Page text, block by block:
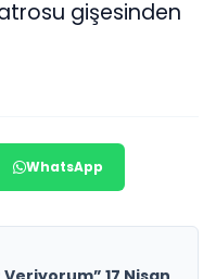
gişesinden
WhatsApp